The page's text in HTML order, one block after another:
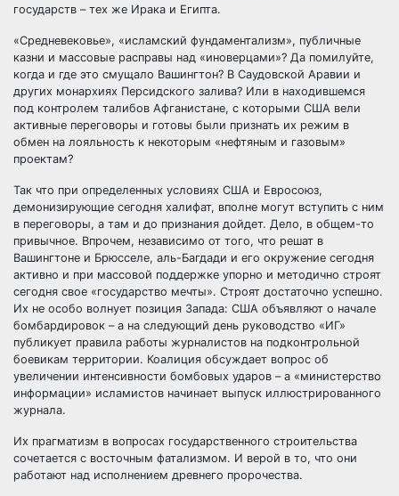
государств – тех же Ирака и Египта.
«Средневековье», «исламский фундаментализм», публичные
казни и массовые расправы над «иноверцами»? Да помилуйте,
когда и где это смущало Вашингтон? В Саудовской Аравии и
других монархиях Персидского залива? Или в находившемся
под контролем талибов Афганистане, с которыми США вели
активные переговоры и готовы были признать их режим в
обмен на лояльность к некоторым «нефтяным и газовым»
проектам?
Так что при определенных условиях США и Евросоюз,
демонизирующие сегодня халифат, вполне могут вступить с ним
в переговоры, а там и до признания дойдет. Дело, в общем-то
привычное. Впрочем, независимо от того, что решат в
Вашингтоне и Брюсселе, аль-Багдади и его окружение сегодня
активно и при массовой поддержке упорно и методично строят
сегодня свое «государство мечты». Строят достаточно успешно.
Их не особо волнует позиция Запада: США объявляют о начале
бомбардировок – а на следующий день руководство «ИГ»
публикует правила работы журналистов на подконтрольной
боевикам территории. Коалиция обсуждает вопрос об
увеличении интенсивности бомбовых ударов – а «министерство
информации» исламистов начинает выпуск иллюстрированного
журнала.
Их прагматизм в вопросах государственного строительства
сочетается с восточным фатализмом. И верой в то, что они
работают над исполнением древнего пророчества.